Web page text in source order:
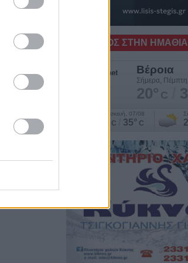
Ο ΚΑΙΡΟΣ ΣΤΗΝ ΗΜΑΘΙΑ